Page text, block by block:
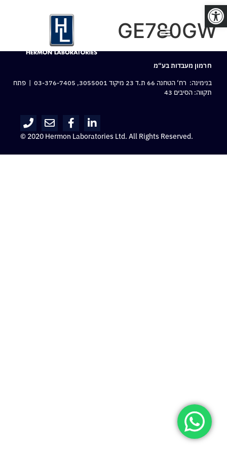
פתח סרגל נגישות
GE780GW
חרמון מעבדות בע“מ
בנימינה: רח‘ הטחנה 66 ת.ד 23 מיקוד 3055001,
03-376-7405 | פתח
תקווה: הסיבים 43
© 2020 Hermon Laboratories Ltd. All Rights Reserved.